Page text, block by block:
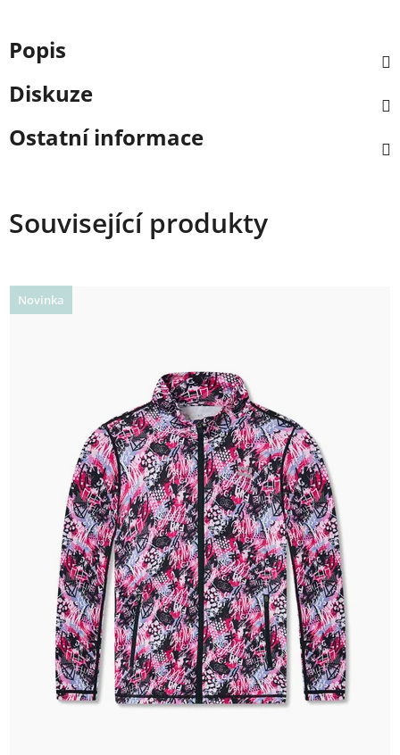
Popis
Diskuze
Ostatní informace
Související produkty
Novinka